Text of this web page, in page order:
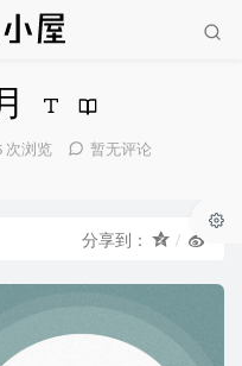
次浏览
暂无评论
分享到：